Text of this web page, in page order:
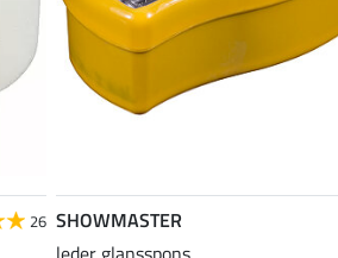
26 SHOWMASTER